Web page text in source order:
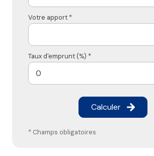
Votre apport *
Taux d'emprunt (%) *
Calculer
* Champs obligatoires